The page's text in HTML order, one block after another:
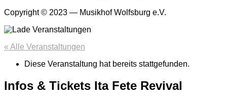
Copyright © 2023 — Musikhof Wolfsburg e.V.
« Alle Veranstaltungen
Diese Veranstaltung hat bereits stattgefunden.
Infos & Tickets Ita Fete Revival